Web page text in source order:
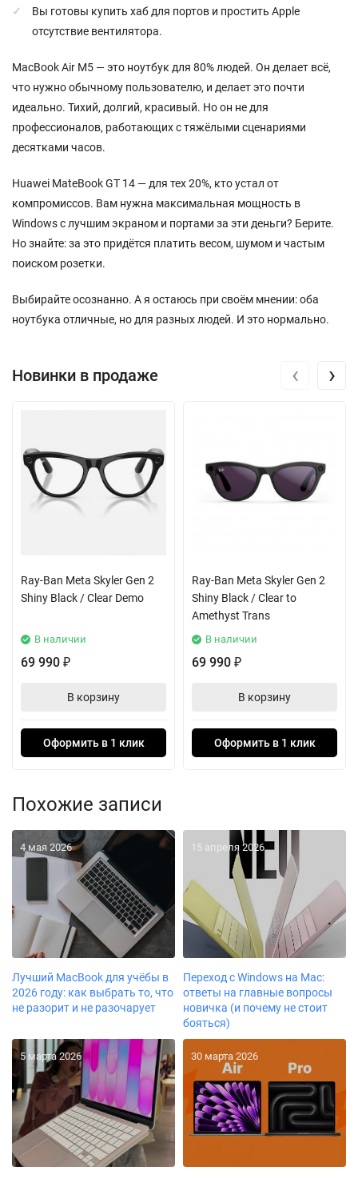
Вы готовы купить хаб для портов и простить Apple
отсутствие вентилятора.
MacBook Air M5 — это ноутбук для 80% людей. Он делает всё,
что нужно обычному пользователю, и делает это почти
идеально. Тихий, долгий, красивый. Но он не для
профессионалов, работающих с тяжёлыми сценариями
десятками часов.
Huawei MateBook GT 14 — для тех 20%, кто устал от
компромиссов. Вам нужна максимальная мощность в
Windows с лучшим экраном и портами за эти деньги? Берите.
Но знайте: за это придётся платить весом, шумом и частым
поиском розетки.
Выбирайте осознанно. А я остаюсь при своём мнении: оба
ноутбука отличные, но для разных людей. И это нормально.
Новинки в продаже
Ray-Ban Meta Skyler Gen 2
Shiny Black / Clear Demo
В наличии
69 990 ₽
В корзину
Оформить в 1 клик
Ray-Ban Meta Skyler Gen 2
Shiny Black / Clear to
Amethyst Trans
В наличии
69 990 ₽
В корзину
Оформить в 1 клик
‹ ›
Похожие записи
4 мая 2026
Лучший MacBook для учёбы в
2026 году: как выбрать то, что
не разорит и не разочарует
15 апреля 2026
Переход с Windows на Mac:
ответы на главные вопросы
новичка (и почему не стоит
бояться)
5 марта 2026 30 марта 2026